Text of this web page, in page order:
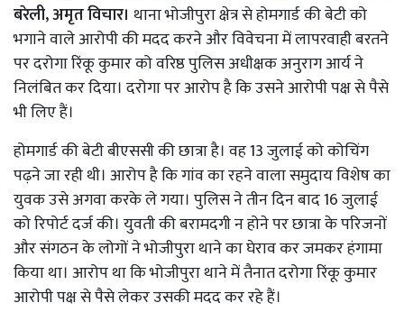
बरेली, अमृत विचार। थाना भोजीपुरा क्षेत्र से होमगार्ड की बेटी को
भगाने वाले आरोपी की मदद करने और विवेचना में लापरवाही बरतने
पर दरोगा रिंकू कुमार को वरिष्ठ पुलिस अधीक्षक अनुराग आर्य ने
निलंबित कर दिया। दरोगा पर आरोप है कि उसने आरोपी पक्ष से पैसे
भी लिए हैं।
होमगार्ड की बेटी बीएससी की छात्रा है। वह 13 जुलाई को कोचिंग
पढ़ने जा रही थी। आरोप है कि गांव का रहने वाला समुदाय विशेष का
युवक उसे अगवा करके ले गया। पुलिस ने तीन दिन बाद 16 जुलाई
को रिपोर्ट दर्ज की। युवती की बरामदगी न होने पर छात्रा के परिजनों
और संगठन के लोगों ने भोजीपुरा थाने का घेराव कर जमकर हंगामा
किया था। आरोप था कि भोजीपुरा थाने में तैनात दरोगा रिंकू कुमार
आरोपी पक्ष से पैसे लेकर उसकी मदद कर रहे हैं।